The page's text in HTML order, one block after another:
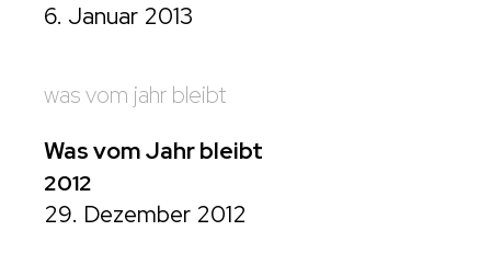
6. Januar 2013
was vom jahr bleibt
Was vom Jahr bleibt
2012
29. Dezember 2012